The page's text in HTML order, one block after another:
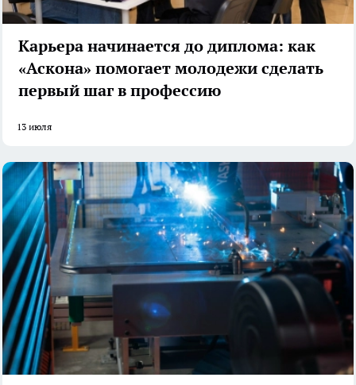
Карьера начинается до диплома: как
«Аскона» помогает молодежи сделать
первый шаг в профессию
13 июля